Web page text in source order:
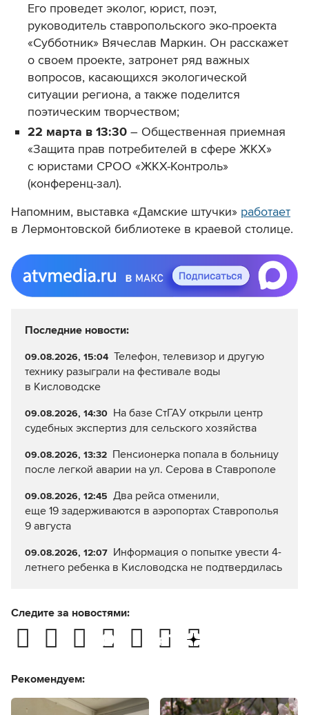
Его проведет эколог, юрист, поэт,
руководитель ставропольского эко-проекта
«Субботник» Вячеслав Маркин. Он расскажет
о своем проекте, затронет ряд важных
вопросов, касающихся экологической
ситуации региона, а также поделится
поэтическим творчеством;
22 марта в 13:30 – Общественная приемная
«Защита прав потребителей в сфере ЖКХ»
с юристами СРОО «ЖКХ-Контроль»
(конференц-зал).
Напомним, выставка «Дамские штучки» работает
в Лермонтовской библиотеке в краевой столице.
Последние новости:
09.08.2026, 15:04 Телефон, телевизор и другую
технику разыграли на фестивале воды
в Кисловодске
09.08.2026, 14:30 На базе СтГАУ открыли центр
судебных экспертиз для сельского хозяйства
09.08.2026, 13:32 Пенсионерка попала в больницу
после легкой аварии на ул. Серова в Ставрополе
09.08.2026, 12:45 Два рейса отменили,
еще 19 задерживаются в аэропортах Ставрополья
9 августа
09.08.2026, 12:07 Информация о попытке увести 4-
летнего ребенка в Кисловодска не подтвердилась
Следите за новостями:
Рекомендуем: